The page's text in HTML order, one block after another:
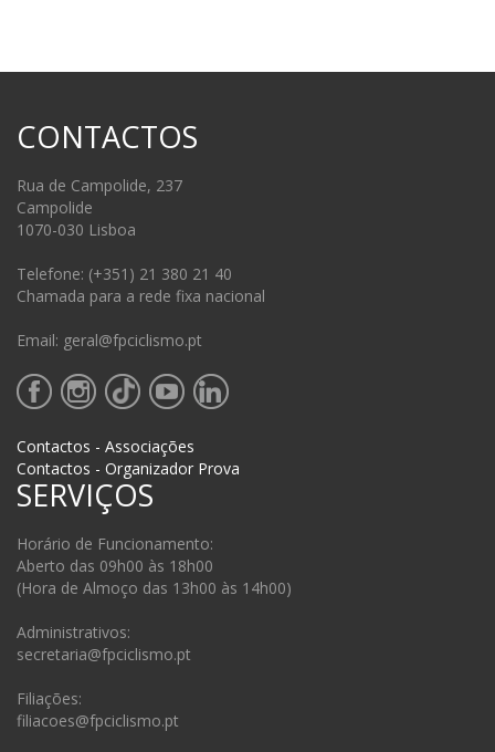
CONTACTOS
Rua de Campolide, 237
Campolide
1070-030 Lisboa
Telefone: (+351) 21 380 21 40
Chamada para a rede fixa nacional
Email: geral@fpciclismo.pt
Contactos - Associações
Contactos - Organizador Prova
SERVIÇOS
Horário de Funcionamento:
Aberto das 09h00 às 18h00
(Hora de Almoço das 13h00 às 14h00)
Administrativos:
secretaria@fpciclismo.pt
Filiações:
filiacoes@fpciclismo.pt